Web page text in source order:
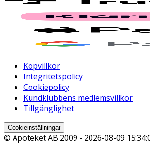
Köpvillkor
Integritetspolicy
Cookiepolicy
Kundklubbens medlemsvillkor
Tillgänglighet
Cookieinställningar
© Apoteket AB 2009 - 2026-08-09